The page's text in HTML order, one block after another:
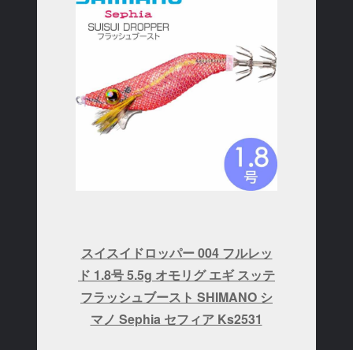
スイスイドロッパー 004 フルレッ
ド 1.8号 5.5g オモリグ エギ スッテ
フラッシュブースト SHIMANO シ
マノ Sephia セフィア Ks2531